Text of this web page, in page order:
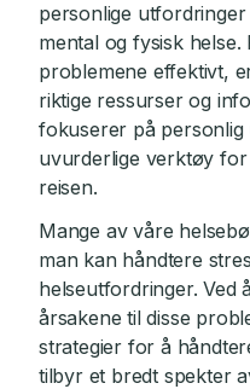
personlige
mental og fysisk helse.
problemene effektivt,
riktige ressurser og
fokuserer på
uvurderlige verktøy for
reisen.
Mange av våre
man kan håndtere
helseutfordringer. Ved
årsakene til disse
strategier for å
tilbyr et bredt spekter